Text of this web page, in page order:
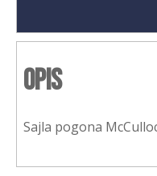
Opis
Sajla pogona